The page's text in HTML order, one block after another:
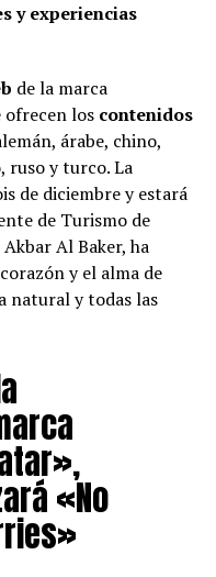
y experiencias
de la marca
ofrecen los contenidos
árabe, chino,
ruso y turco. La
de diciembre y estará
de Turismo de
Akbar Al Baker, ha
y el alma de
natural y todas las
«No